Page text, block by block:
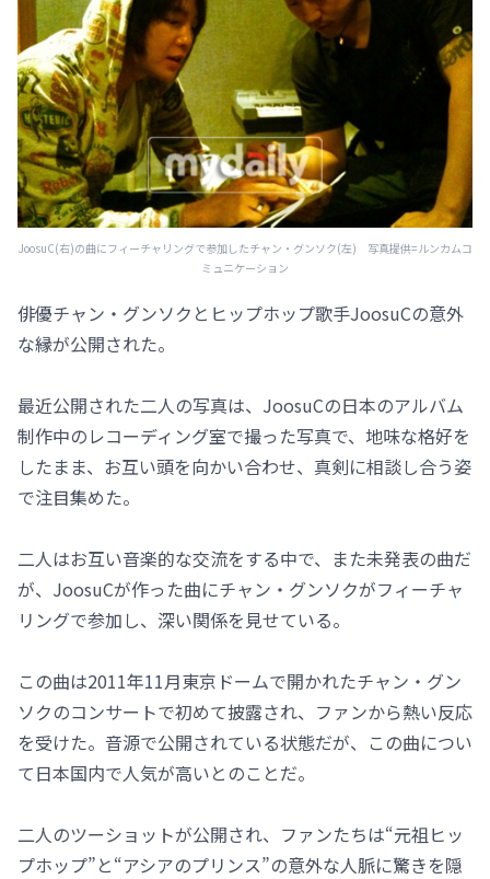
JoosuC(右)の曲にフィーチャリングで参加したチャン・グンソク(左) 写真提供=ルンカムコ
ミュニケーション
俳優チャン・グンソクとヒップホップ歌手JoosuCの意外
な縁が公開された。
最近公開された二人の写真は、JoosuCの日本のアルバム
制作中のレコーディング室で撮った写真で、地味な格好を
したまま、お互い頭を向かい合わせ、真剣に相談し合う姿
で注目集めた。
二人はお互い音楽的な交流をする中で、また未発表の曲だ
が、JoosuCが作った曲にチャン・グンソクがフィーチャ
リングで参加し、深い関係を見せている。
この曲は2011年11月東京ドームで開かれたチャン・グン
ソクのコンサートで初めて披露され、ファンから熱い反応
を受けた。音源で公開されている状態だが、この曲につい
て日本国内で人気が高いとのことだ。
二人のツーショットが公開され、ファンたちは“元祖ヒッ
プホップ”と“アシアのプリンス”の意外な人脈に驚きを隠